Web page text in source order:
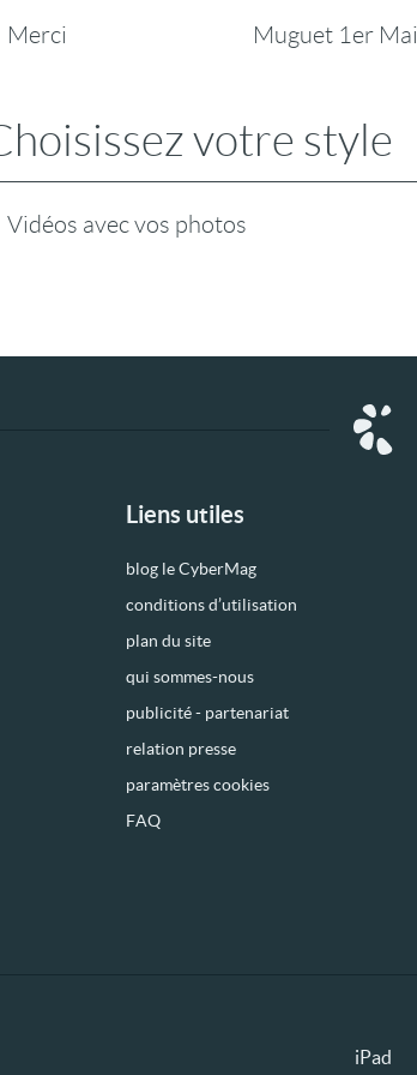
Merci
Muguet 1er Mai
votre style
Vidéos avec vos photos
Liens utiles
blog le CyberMag
conditions d’utilisation
plan du site
qui sommes-nous
publicité - partenariat
relation presse
paramètres cookies
FAQ
iPad